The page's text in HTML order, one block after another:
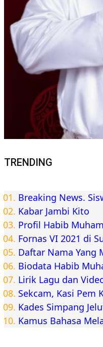
TRENDING
Breaking News.
Kabar Jambi Kito
Profil Habib
Fornas VI 2021 di
Daftar Nama Yang
Biodata Habib
Lirik Lagu dan
Sekcam, Kasi Pem
Kades Simpang
Kamus Bahasa